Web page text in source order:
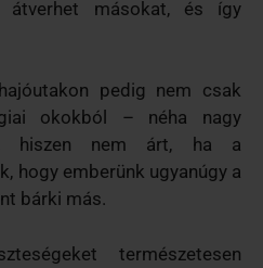
átverhet másokat, és így
pedig nem csak
okokból – néha nagy
hiszen nem árt, ha a
hogy emberünk ugyanúgy a
bárki más.
természetesen